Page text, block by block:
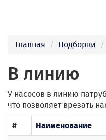
Главная Подборки
В линию
У насосов в линию
что позволяет врезать
# Наименование